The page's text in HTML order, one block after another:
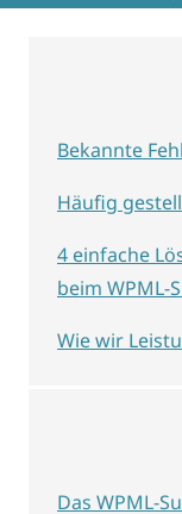
Bekannte
Häufig
4 einfache
beim
Wie wir
Das WPML-